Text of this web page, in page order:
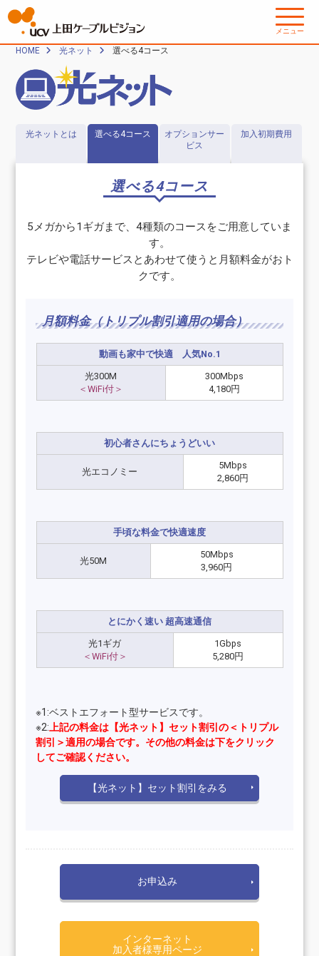
メニュー
HOME 光ネット 選べる4コース
光ネットとは 選べる4コース
オプションサー
ビス
加入初期費用
選べる4コース
5メガから1ギガまで、4種類のコースをご用意していま
す。
テレビや電話サービスとあわせて使うと月額料金がおト
クです。
月額料金（トリプル割引適用の場合）
動画も家中で快適 人気No.1
光300M
＜WiFi付＞
300Mbps
4,180円
初心者さんにちょうどいい
光エコノミー
5Mbps
2,860円
手頃な料金で快適速度
光50M
50Mbps
3,960円
とにかく速い 超高速通信
光1ギガ
＜WiFi付＞
1Gbps
5,280円
※1:ベストエフォート型サービスです。
※2: 上記の料金は【光ネット】セット割引の＜トリプル
割引＞適用の場合です。 その他の料金は下をクリック
してご確認ください。
【光ネット】セット割引をみる
お申込み
インターネット
加入者様専用ページ